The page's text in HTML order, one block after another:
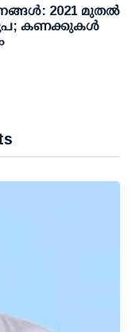
2021 മുതൽ
രൂപ; കണക്കുകൾ